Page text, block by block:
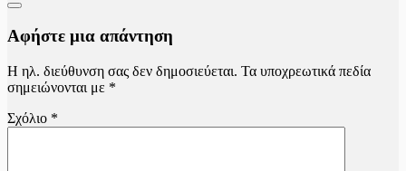
Αφήστε μια απάντηση
Η ηλ. διεύθυνση σας δεν δημοσιεύεται. Τα υποχρεωτικά πεδία
σημειώνονται με *
Σχόλιο *